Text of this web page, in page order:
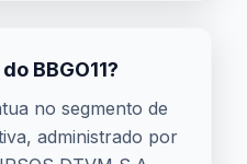
BBGO11?
no segmento de
administrado por